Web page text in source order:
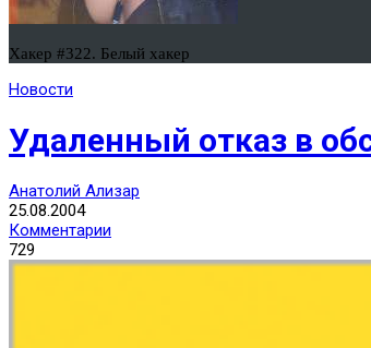
Хакер #322. Белый хакер
Новости
Удаленный отказ в
Анатолий Ализар
25.08.2004
Комментарии
729